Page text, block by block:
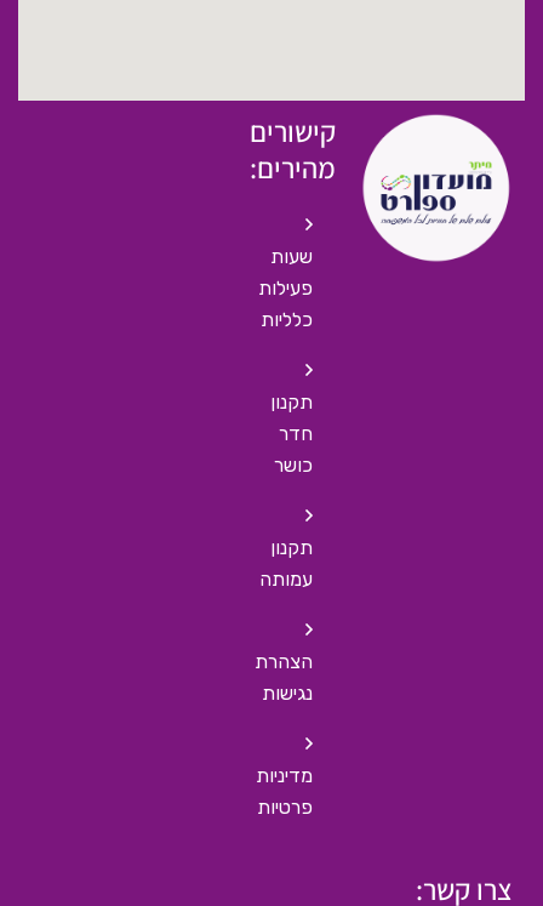
קישורים
מהירים:
שעות
פעילות
כלליות
תקנון
חדר
כושר
תקנון
עמותה
הצהרת
נגישות
מדיניות
פרטיות
צרו קשר: